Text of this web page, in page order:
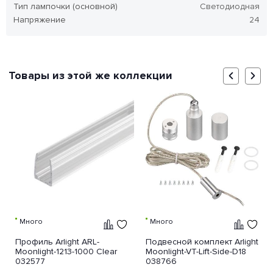
Тип лампочки (основной)
Светодиодная
Напряжение
24
Товары из этой же коллекции
Много
Профиль Arlight ARL-
Moonlight-1213-1000 Clear
032577
Много
Подвесной комплект Arlight
Moonlight-VT-Lift-Side-D18
038766